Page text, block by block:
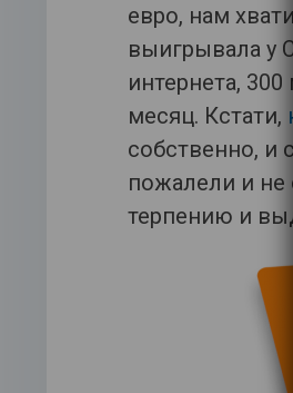
евро, нам
выигрывала у
интернета,
месяц. Кстати,
собственно, и
пожалели и
терпению и